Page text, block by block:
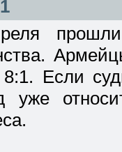
Если
уже